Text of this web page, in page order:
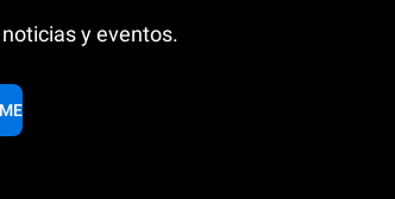
y eventos.